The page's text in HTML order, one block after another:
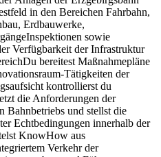
in den Bereichen Fahrbahn,
Erdbauwerke,
sowie
Verfügbarkeit der Infrastruktur
bereitest Maßnahmepläne
Tätigkeiten der
kontrollierst du
die Anforderungen der
Bahnbetriebs und stellst die
Echtbedingungen innerhalb der
KnowHow aus
Verkehr der